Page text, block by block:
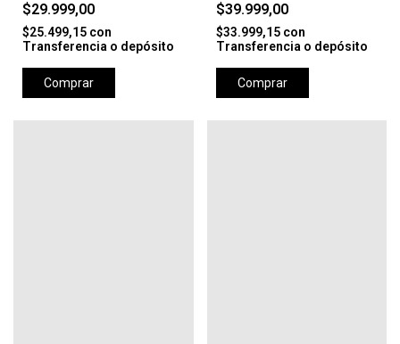
$29.999,00
$25.499,15 con
Transferencia o depósito
Comprar
$39.999,00
$33.999,15 con
Transferencia o depósito
Comprar